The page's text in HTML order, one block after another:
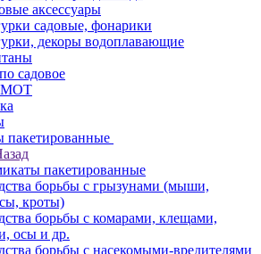
аксессуары
садовые, фонарики
декоры водоплавающие
садовое
пакетированные
пакетированные
борьбы с грызунами (мыши,
кроты)
борьбы с комарами, клещами,
осы и др.
борьбы с насекомыми-вредителями